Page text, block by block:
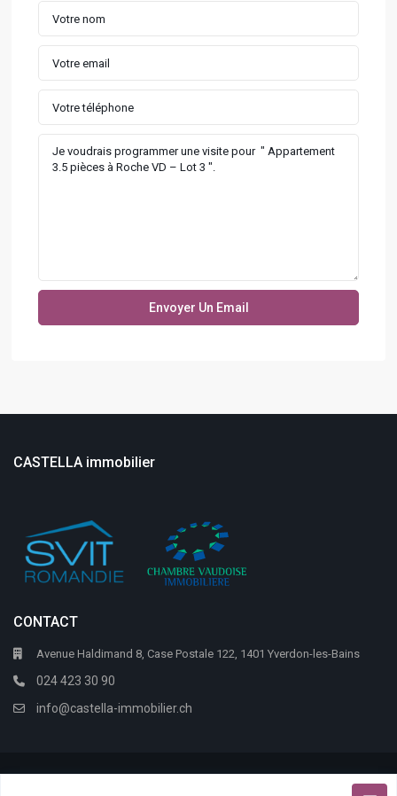
CASTELLA immobilier
CONTACT
Avenue Haldimand 8, Case Postale 122, 1401 Yverdon-les-Bains
024 423 30 90
info@castella-immobilier.ch